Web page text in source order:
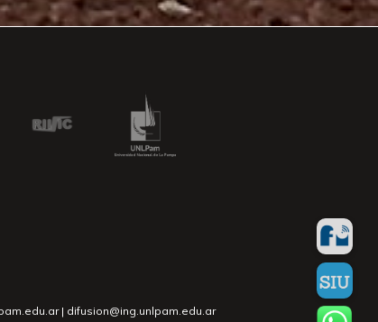
| difusion@ing.unlpam.edu.ar